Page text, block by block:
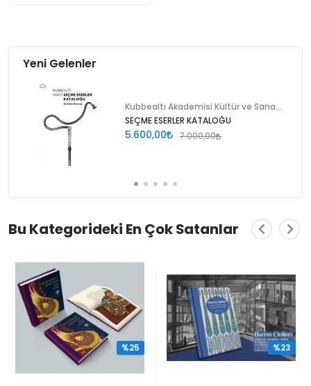
Yeni Gelenler
SEÇME ESERLER KATALOĞU
5.600,00 7.000,00
Bu Kategorideki En Çok Satanlar
%25 %23